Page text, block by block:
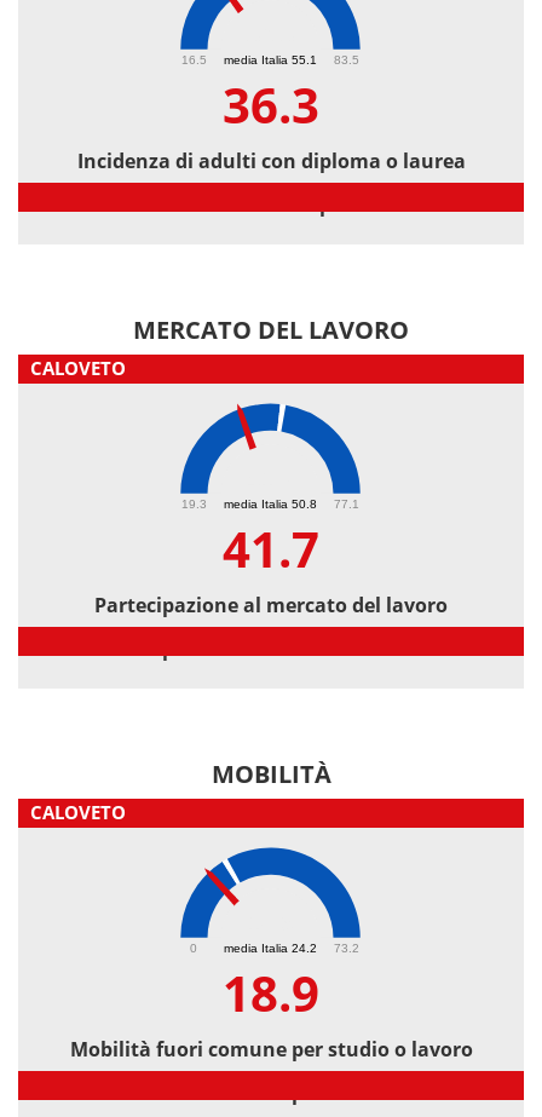
media Italia 55.1
16.5 83.5
36.3
Incidenza di adulti con diploma o laurea
MERCATO DEL LAVORO
CALOVETO
media Italia 50.8
19.3 77.1
41.7
Partecipazione al mercato del lavoro
MOBILITÀ
CALOVETO
media Italia 24.2
0 73.2
18.9
Mobilità fuori comune per studio o lavoro